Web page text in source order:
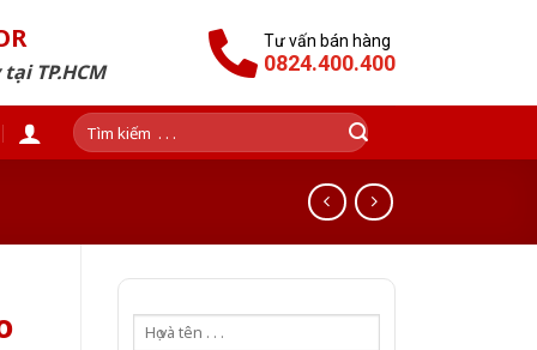
TP.HCM
Tư vấn bán hàng
0824.400.400
Tìm
kiếm: